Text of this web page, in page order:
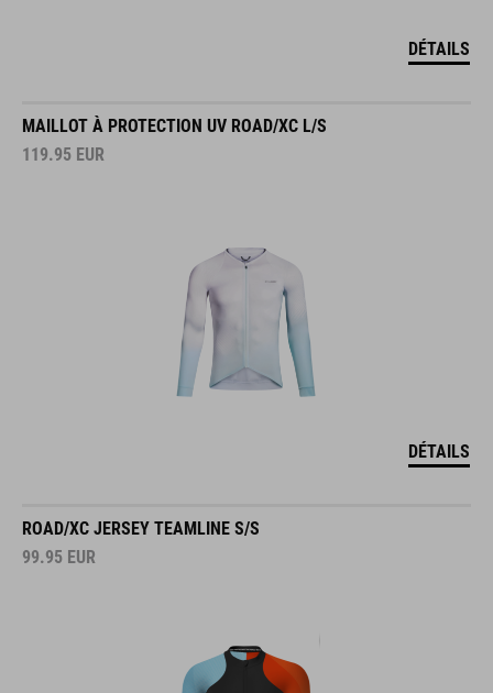
DÉTAILS
MAILLOT À PROTECTION UV ROAD/XC L/S
119.95 EUR
DÉTAILS
ROAD/XC JERSEY TEAMLINE S/S
99.95 EUR